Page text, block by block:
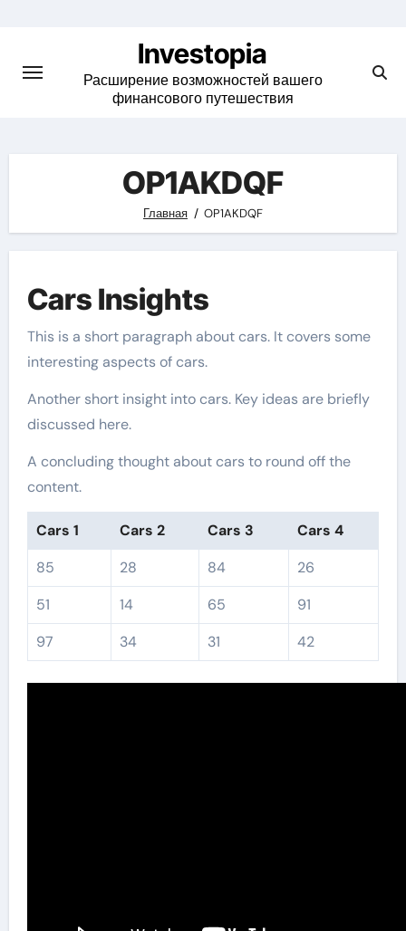
content
Investopia
Расширение возможностей вашего
финансового путешествия
OP1AKDQF
Главная OP1AKDQF
Cars Insights
This is a short paragraph about cars. It covers some
interesting aspects of cars.
Another short insight into cars. Key ideas are briefly
discussed here.
A concluding thought about cars to round off the
content.
Cars 1 Cars 2 Cars 3
Cars 4
85
28 84
26
51
14 65
91
97
34 31 42